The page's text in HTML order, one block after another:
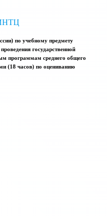
по учебному предмету
государственной
программам среднего общего
(18 часов) по оцениванию